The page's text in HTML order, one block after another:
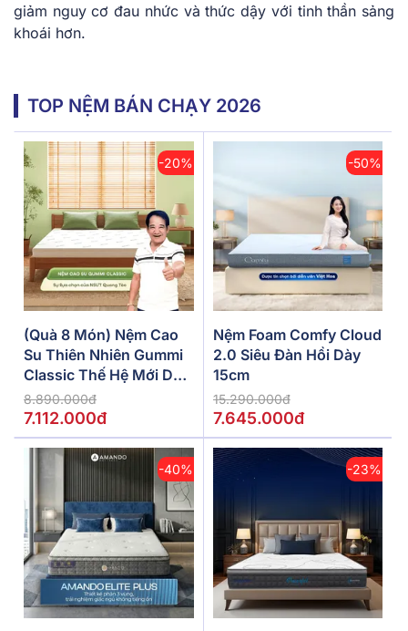
giảm nguy cơ đau nhức và thức dậy với tinh thần sảng
khoái hơn.
TOP NỆM BÁN CHẠY 2026
-20%
(Quà 8 Món) Nệm Cao
Su Thiên Nhiên Gummi
Classic Thế Hệ Mới Dày
5/10/15cm
8.890.000đ
7.112.000đ
-50%
Nệm Foam Comfy Cloud
2.0 Siêu Đàn Hồi Dày
15cm
15.290.000đ
7.645.000đ
-40% -23%